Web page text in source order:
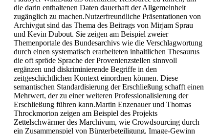
die darin enthaltenen Daten dauerhaft der Allgemeinheit
zugänglich zu machen.Nutzerfreundliche Präsentationen von
Archivgut sind das Thema des Beitrags von Mirjam Sprau
und Kevin Dubout. Sie zeigen am Beispiel zweier
Themenportale des Bundesarchivs wie die Verschlagwortung
durch einen systematisch erarbeiteten inhaltlichen Thesaurus
die oft spröde Sprache der Provenienzstellen sinnvoll
ergänzen und diskriminierende Begriffe in den
zeitgeschichtlichen Kontext einordnen können. Diese
semantischen Standardisierung der Erschließung schafft einen
Mehrwert, der zu einer weiteren Professionalisierung der
Erschließung führen kann.Martin Enzenauer und Thomas
Throckmorton zeigen am Beispiel des Projekts
Zettelschwärmer des Marchivum, wie Crowdsourcing durch
ein Zusammenspiel von Bürgerbeteiligung, Image-Gewinn